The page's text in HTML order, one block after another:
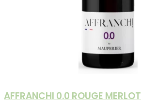
AFFRANCHI 0.0 ROUGE MERLOT